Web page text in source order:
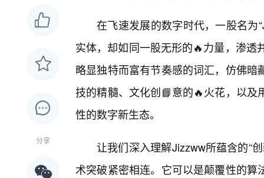
分享
在飞速发展的数字时代，一股名为
实体，却如同一股无形的🔥力量，渗
略显独特而富有节奏感的词汇，仿佛
技的精髓、文化创📘意的🔥火花，以
性的数字新生态。
让我们深入理解Jizzww所蕴含的“
术突破紧密相连。它可以是颠覆性的